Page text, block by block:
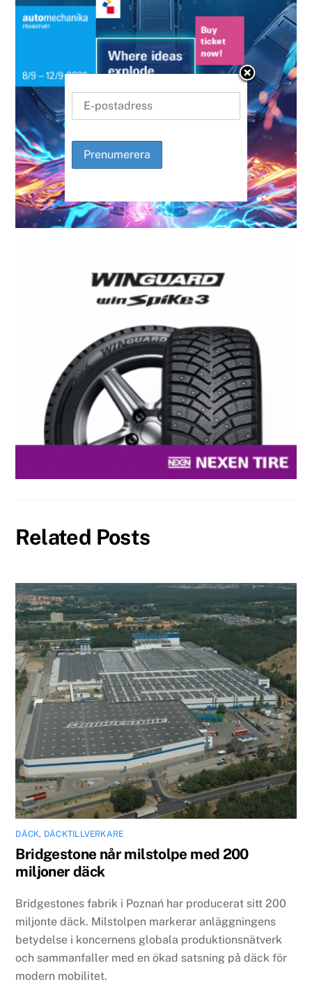
Related Posts
DÄCK, DÄCKTILLVERKARE
Bridgestone når milstolpe med 200
miljoner däck
Bridgestones fabrik i Poznań har producerat sitt 200
miljonte däck. Milstolpen markerar anläggningens
betydelse i koncernens globala produktionsnätverk
och sammanfaller med en ökad satsning på däck för
modern mobilitet.